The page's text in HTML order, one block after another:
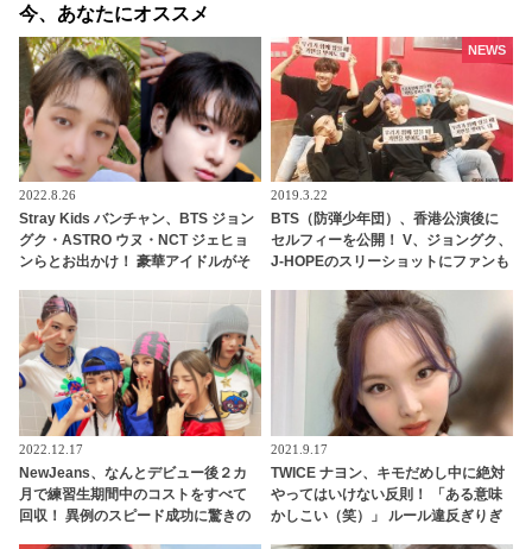
今、あなたにオススメ
2022.8.26
Stray Kids バンチャン、BTS ジョン
グク・ASTRO ウヌ・NCT ジェヒョ
ンらとお出かけ！ 豪華アイドルがそ
り・・ ジョングクの英語力アップに
も納得
2019.3.22
BTS（防弾少年団）、香港公演後に
セルフィーを公開！ V、ジョングク、
J-HOPEのスリーショットにファンも
NEWS
2022.12.17
NewJeans、なんとデビュー後２カ
月で練習生期間中のコストをすべて
回収！ 異例のスピード成功に驚きの
2021.9.17
TWICE ナヨン、キモだめし中に絶対
やってはいけない反則！ 「ある意味
かしこい（笑）」 ルール違反ぎりぎ